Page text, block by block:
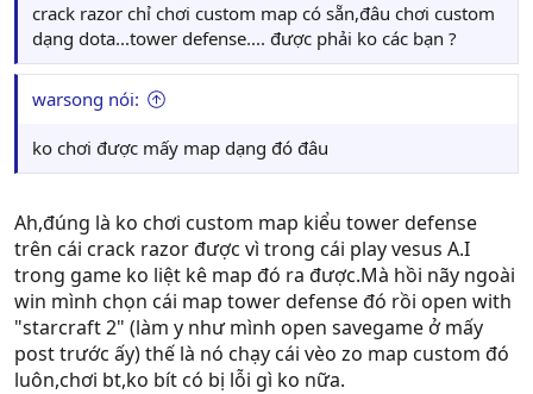
crack razor chỉ chơi custom map có sẵn,đâu chơi custom
dạng dota...tower defense.... được phải ko các bạn ?
warsong nói:
ko chơi được mấy map dạng đó đâu
Ah,đúng là ko chơi custom map kiểu tower defense
trên cái crack razor được vì trong cái play vesus A.I
trong game ko liệt kê map đó ra được.Mà hồi nãy ngoài
win mình chọn cái map tower defense đó rồi open with
"starcraft 2" (làm y như mình open savegame ở mấy
post trước ấy) thế là nó chạy cái vèo zo map custom đó
luôn,chơi bt,ko bít có bị lỗi gì ko nữa.